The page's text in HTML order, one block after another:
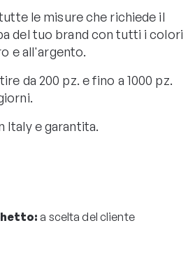
le misure che richiede il
del tuo brand con tutti i colori
e all'argento.
da 200 pz. e fino a 1000 pz.
Italy e garantita.
a scelta del cliente